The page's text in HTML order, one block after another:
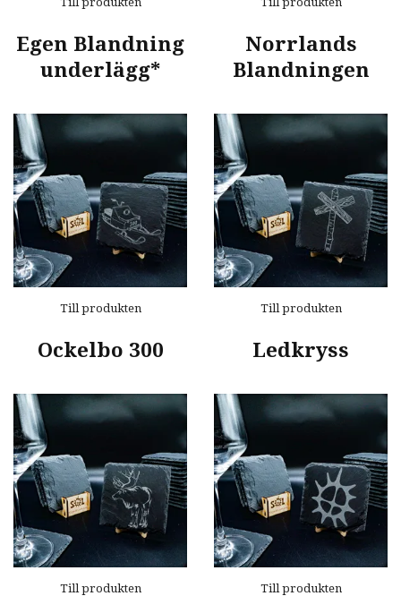
Egen Blandning
underlägg*
Norrlands
Blandningen
Till produkten
Ockelbo 300
Till produkten
Ledkryss
Till produkten Till produkten